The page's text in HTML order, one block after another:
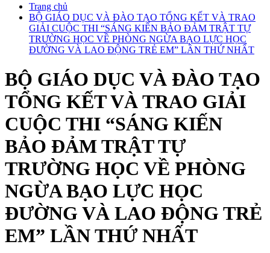
Trang chủ
BỘ GIÁO DỤC VÀ ĐÀO TẠO TỔNG KẾT VÀ TRAO
GIẢI CUỘC THI “SÁNG KIẾN BẢO ĐẢM TRẬT TỰ
TRƯỜNG HỌC VỀ PHÒNG NGỪA BẠO LỰC HỌC
ĐƯỜNG VÀ LAO ĐỘNG TRẺ EM” LẦN THỨ NHẤT
BỘ GIÁO DỤC VÀ ĐÀO TẠO
TỔNG KẾT VÀ TRAO GIẢI
CUỘC THI “SÁNG KIẾN
BẢO ĐẢM TRẬT TỰ
TRƯỜNG HỌC VỀ PHÒNG
NGỪA BẠO LỰC HỌC
ĐƯỜNG VÀ LAO ĐỘNG TRẺ
EM” LẦN THỨ NHẤT